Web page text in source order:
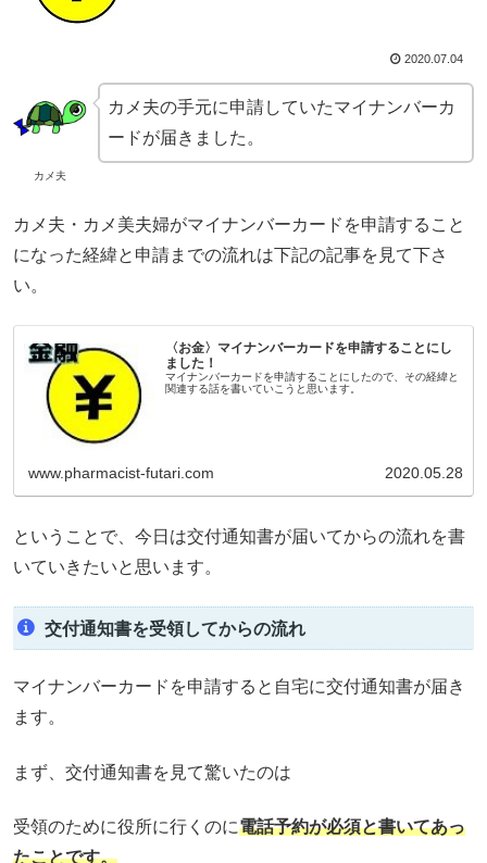
2020.07.04
カメ夫
カメ夫の手元に申請していたマイナンバーカ
ードが届きました。
カメ夫・カメ美夫婦がマイナンバーカードを申請すること
になった経緯と申請までの流れは下記の記事を見て下さ
い。
〈お金〉マイナンバーカードを申請することにし
ました！
マイナンバーカードを申請することにしたので、その経緯と
関連する話を書いていこうと思います。
www.pharmacist-futari.com 2020.05.28
ということで、今日は交付通知書が届いてからの流れを書
いていきたいと思います。
交付通知書を受領してからの流れ
マイナンバーカードを申請すると自宅に交付通知書が届き
ます。
まず、交付通知書を見て驚いたのは
受領のために役所に行くのに電話予約が必須と書いてあっ
たことです。